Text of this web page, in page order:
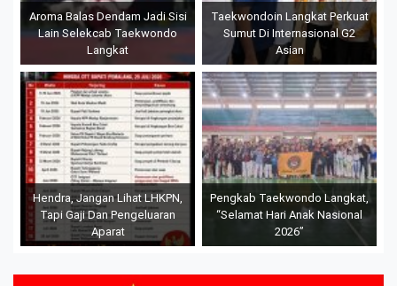
Aroma Balas Dendam Jadi Sisi
Lain Selekcab Taekwondo
Langkat
Taekwondoin Langkat Perkuat
Sumut Di Internasional G2
Asian
Hendra, Jangan Lihat LHKPN,
Tapi Gaji Dan Pengeluaran
Aparat
Pengkab Taekwondo Langkat,
“Selamat Hari Anak Nasional
2026”